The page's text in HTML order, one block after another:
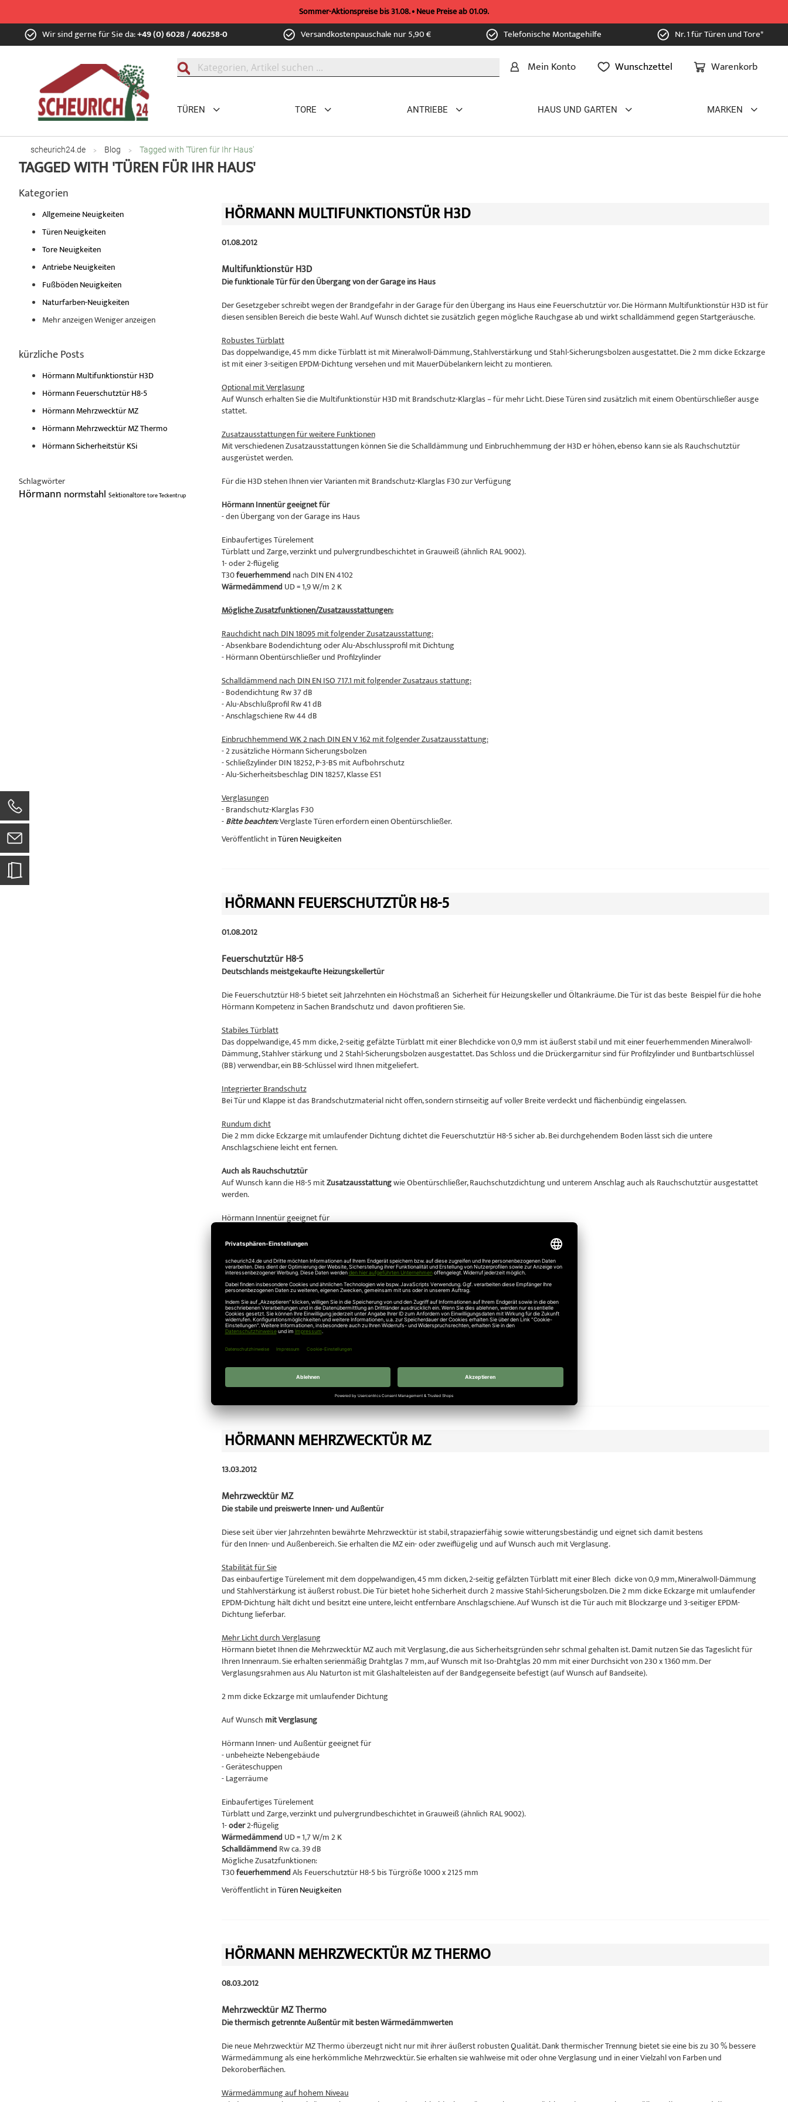
Sommer-Aktionspreise bis 31.08. • Neue Preise ab 01.09.
Zum
Inhalt Wir sind gerne für Sie da:+49 (0) 6028 / 406258-0 Versandkostenpauschale nur 5,90 € Telefonische Montagehilfe Nr. 1 für Türen und Tore*
Warenkorb
Mein Konto Wunschzettel
TÜREN TORE ANTRIEBE HAUS UND GARTEN MARKEN
scheurich24.de Blog Tagged with 'Türen für Ihr Haus'
TAGGED WITH 'TÜREN FÜR IHR HAUS'
HÖRMANN MULTIFUNKTIONSTÜR H3D
01.08.2012
Multifunktionstür H3D
Die funktionale Tür für den Übergang von der Garage ins Haus
Der Gesetzgeber schreibt wegen der Brandgefahr in der Garage für den Übergang ins Haus eine Feuerschutztür vor. Die Hörmann Multifunktionstür H3D ist für
diesen sensiblen Bereich die beste Wahl. Auf Wunsch dichtet sie zusätzlich gegen mögliche Rauchgase ab und wirkt schalldämmend gegen Startgeräusche.
Robustes Türblatt
Das doppelwandige, 45 mm dicke Türblatt ist mit Mineralwoll-Dämmung, Stahlverstärkung und Stahl-Sicherungsbolzen ausgestattet. Die 2 mm dicke Eckzarge
ist mit einer 3-seitigen EPDM-Dichtung versehen und mit MauerDübelankern leicht zu montieren.
Optional mit Verglasung
Auf Wunsch erhalten Sie die Multifunktionstür H3D mit Brandschutz-Klarglas – für mehr Licht. Diese Türen sind zusätzlich mit einem Obentürschließer ausge
stattet.
Zusatzausstattungen für weitere Funktionen
Mit verschiedenen Zusatzausstattungen können Sie die Schalldämmung und Einbruchhemmung der H3D er höhen, ebenso kann sie als Rauchschutztür
ausgerüstet werden.
Für die H3D stehen Ihnen vier Varianten mit Brandschutz-Klarglas F30 zur Verfügung
Hörmann Innentür geeignet für
- den Übergang von der Garage ins Haus
Einbaufertiges Türelement
Türblatt und Zarge, verzinkt und pulvergrundbeschichtet in Grauweiß (ähnlich RAL 9002).
1- oder 2-flügelig
T30feuerhemmend nach DIN EN 4102
Wärmedämmend UD = 1,9 W/m 2 K
Mögliche Zusatzfunktionen/Zusatzausstattungen:
Rauchdicht nach DIN 18095 mit folgender Zusatzausstattung:
- Absenkbare Bodendichtung oder Alu-Abschlussprofil mit Dichtung
- Hörmann Obentürschließer und Profilzylinder
Schalldämmend nach DIN EN ISO 717.1 mit folgender Zusatzaus stattung:
- Bodendichtung Rw 37 dB
- Alu-Abschlußprofil Rw 41 dB
- Anschlagschiene Rw 44 dB
Einbruchhemmend WK 2 nach DIN EN V 162 mit folgender Zusatzausstattung:
- 2 zusätzliche Hörmann Sicherungsbolzen
- Schließzylinder DIN 18252, P-3-BS mit Aufbohrschutz
- Alu-Sicherheitsbeschlag DIN 18257, Klasse ES1
Verglasungen
- Brandschutz-Klarglas F30
-Bitte beachten:Verglaste Türen erfordern einen Obentürschließer.
Veröffentlicht inTüren Neuigkeiten
HÖRMANN FEUERSCHUTZTÜR H8-5
01.08.2012
Feuerschutztür H8-5
Deutschlands meistgekaufte Heizungskellertür
Die Feuerschutztür H8-5 bietet seit Jahrzehnten ein Höchstmaß an Sicherheit für Heizungskeller und Öltankräume. Die Tür ist das beste Beispiel für die hohe
Hörmann Kompetenz in Sachen Brandschutz und davon profitieren Sie.
Stabiles Türblatt
Das doppelwandige, 45 mm dicke, 2-seitig gefälzte Türblatt mit einer Blechdicke von 0,9 mm ist äußerst stabil und mit einer feuerhemmenden Mineralwoll-
Dämmung, Stahlver stärkung und 2 Stahl-Sicherungsbolzen ausgestattet. Das Schloss und die Drückergarnitur sind für Profilzylinder und Buntbartschlüssel
(BB) verwendbar, ein BB-Schlüssel wird Ihnen mitgeliefert.
Integrierter Brandschutz
Bei Tür und Klappe ist das Brandschutzmaterial nicht offen, sondern stirnseitig auf voller Breite verdeckt und flächenbündig eingelassen.
Rundum dicht
Die 2 mm dicke Eckzarge mit umlaufender Dichtung dichtet die Feuerschutztür H8-5 sicher ab. Bei durchgehendem Boden lässt sich die untere
Anschlagschiene leicht ent fernen.
Auch als Rauchschutztür
Auf Wunsch kann die H8-5 mitZusatzausstattungwie Obentürschließer, Rauchschutzdichtung und unterem Anschlag auch als Rauchschutztür ausgestattet
werden.
Hörmann Innentür geeignet für
- Öltankräume
Einbaufertiges Türelement
Türblatt und Zarge, verzinkt und pulvergrundbeschichtet in Grauweiß (ähnlich RAL 9002).
1-flügelig
Links / rechts verwendbar
T30feuerhemmendnach DIN EN 1634
Wärmedämmendnach EN ISO 12567-1 UD= 1,7 W/m 2 K*
Schalldämmendnach DIN 52210 Rw ca. 39 dB
Mögliche Zusatzfunktionen:
Türen Neuigkeiten
HÖRMANN MEHRZWECKTÜR MZ
13.03.2012
Mehrzwecktür MZ
Die stabile und preiswerte Innen- und Außentür
Diese seit über vier Jahrzehnten bewährte Mehrzwecktür ist stabil, strapazierfähig sowie witterungsbeständig und eignet sich damit bestens
für den Innen- und Außenbereich. Sie erhalten die MZ ein- oder zweiflügelig und auf Wunsch auch mit Verglasung.
Stabilität für Sie
Das einbaufertige Türelement mit dem doppelwandigen, 45 mm dicken, 2-seitig gefälzten Türblatt mit einer Blech dicke von 0,9 mm, Mineralwoll-Dämmung
und Stahlverstärkung ist äußerst robust. Die Tür bietet hohe Sicherheit durch 2 massive Stahl-Sicherungsbolzen. Die 2 mm dicke Eckzarge mit umlaufender
EPDM-Dichtung hält dicht und besitzt eine untere, leicht entfernbare Anschlagschiene. Auf Wunsch ist die Tür auch mit Blockzarge und 3-seitiger EPDM-
Dichtung lieferbar.
Mehr Licht durch Verglasung
Hörmann bietet Ihnen die Mehrzwecktür MZ auch mit Verglasung, die aus Sicherheitsgründen sehr schmal gehalten ist. Damit nutzen Sie das Tageslicht für
Ihren Innenraum. Sie erhalten serienmäßig Drahtglas 7 mm, auf Wunsch mit Iso-Drahtglas 20 mm mit einer Durchsicht von 230 x 1360 mm. Der
Verglasungsrahmen aus Alu Naturton ist mit Glashalteleisten auf der Bandgegenseite befestigt (auf Wunsch auf Bandseite).
2 mm dicke Eckzarge mit umlaufender Dichtung
Auf Wunsch mit Verglasung
Hörmann Innen- und Außentür geeignet für
- unbeheizte Nebengebäude
- Geräteschuppen
- Lagerräume
Einbaufertiges Türelement
Türblatt und Zarge, verzinkt und pulvergrundbeschichtet in Grauweiß (ähnlich RAL 9002).
1-oder2-flügelig
Wärmedämmend UD = 1,7 W/m 2 K
Schalldämmend Rw ca. 39 dB
Mögliche Zusatzfunktionen:
T30feuerhemmendAls Feuerschutztür H8-5 bis Türgröße 1000 x 2125 mm
Veröffentlicht inTüren Neuigkeiten
HÖRMANN MEHRZWECKTÜR MZ THERMO
08.03.2012
Mehrzwecktür MZ Thermo
Die thermisch getrennte Außentür mit besten Wärmedämmwerten
Die neue Mehrzwecktür MZ Thermo überzeugt nicht nur mit ihrer äußerst robusten Qualität. Dank thermischer Trennung bietet sie eine bis zu 30 % bessere
Wärmedämmung als eine herkömmliche Mehrzwecktür. Sie erhalten sie wahlweise mit oder ohne Verglasung und in einer Vielzahl von Farben und
Dekoroberflächen.
Wärmedämmung auf hohem Niveau
Kategorien
Allgemeine Neuigkeiten
Türen Neuigkeiten
Tore Neuigkeiten
Antriebe Neuigkeiten
Fußböden Neuigkeiten
Naturfarben-Neuigkeiten
Mehr anzeigenWeniger anzeigen
kürzliche Posts
Hörmann Multifunktionstür H3D
Hörmann Feuerschutztür H8-5
Hörmann Mehrzwecktür MZ
Hörmann Mehrzwecktür MZ Thermo
Hörmann Sicherheitstür KSi
Schlagwörter
Hörmann normstahl SektionaltoretoreTeckentrup